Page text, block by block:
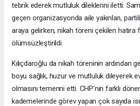
tebrik ederek mutluluk dileklerini iletti.
geçen organizasyonda aile yakınları,
araya gelirken, nikah töreni çekilen hatıra
ölümsüzleştirildi.
Kılıçdaroğlu da nikah töreninin ardından
boyu sağlık, huzur ve mutluluk dileyerek
olmasını temenni etti. CHP'nin farklı
kademelerinde görev yapan çok sayıda